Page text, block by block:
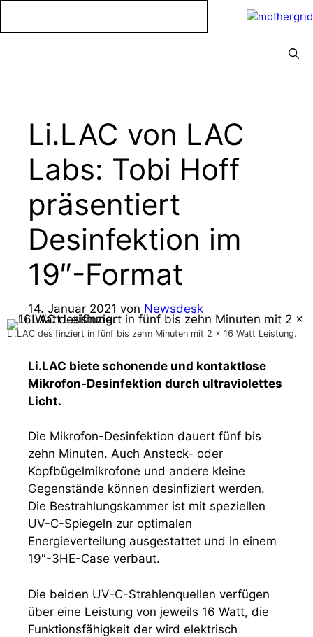
Li.LAC von LAC
Labs: Tobi Hoff
präsentiert
Desinfektion im
19″-Format
14. Januar 2021 von Newsdesk
Li.LAC desifinziert in fünf bis zehn Minuten mit 2 x 16 Watt Leistung.
Li.LAC biete schonende und kontaktlose
Mikrofon-Desinfektion durch ultraviolettes
Licht.
Die Mikrofon-Desinfektion dauert fünf bis
zehn Minuten. Auch Ansteck- oder
Kopfbügelmikrofone und andere kleine
Gegenstände können desinfiziert werden.
Die Bestrahlungskammer ist mit speziellen
UV-C-Spiegeln zur optimalen
Energieverteilung ausgestattet und in einem
19″-3HE-Case verbaut.
Die beiden UV-C-Strahlenquellen verfügen
über eine Leistung von jeweils 16 Watt, die
Funktionsfähigkeit der wird elektrisch